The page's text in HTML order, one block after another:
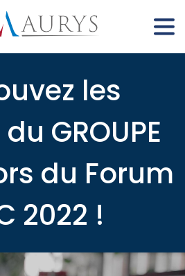
les
GROUPE
du Forum
2022 !